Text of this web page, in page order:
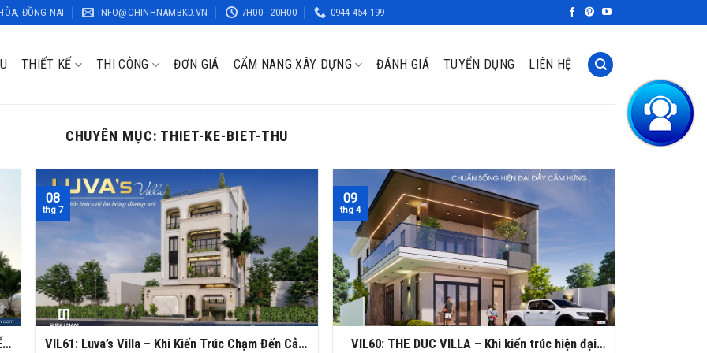
ĐỒNG NAI INFO@CHINHNAMBKD.VN 7H00 - 20H00 0944 454 199
THIẾT KẾ THI CÔNG ĐƠN GIÁ CẨM NANG XÂY DỰNG ĐÁNH GIÁ TUYỂN DỤNG LIÊN HỆ
CHUYÊN MỤC: THIET-KE-BIET-THU
VIL61: Luva’s Villa – Khi Kiến Trúc Chạm Đến Cảm
08
thg 7
VIL60: THE DUC VILLA – Khi kiến trúc hiện đại
09
thg 4